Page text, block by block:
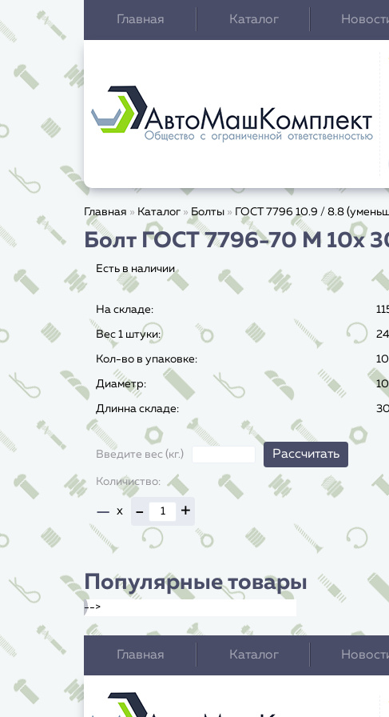
Главная Каталог
Главная » Каталог » Болты » ГОСТ 7796 10.9 / 8.8
Болт ГОСТ 7796-70 M 10x
Есть в наличии
На складе:
Вес 1 штуки: 24
Кол-во в упаковке:
Диаметр:
Длинна складе:
Введите вес (кг.) Рассчитать
Количиство:
— x - +
Популярные товары
-->
Главная Каталог